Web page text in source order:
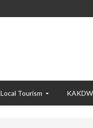
Local Tourism